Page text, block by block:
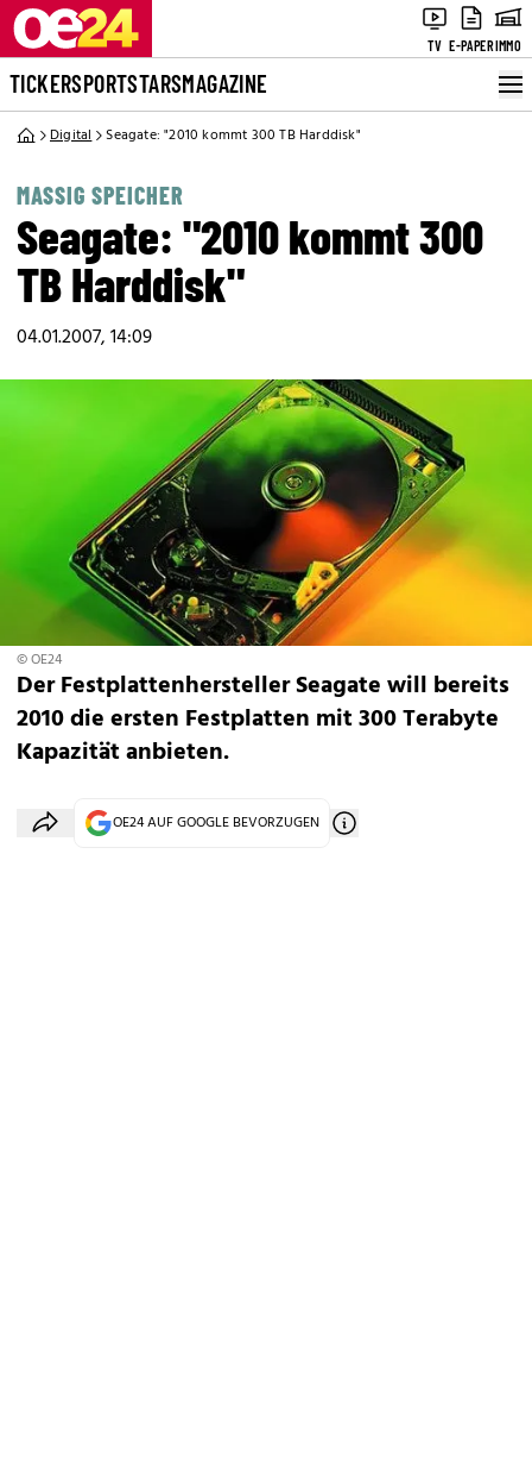
TV E-PAPERIMMO
TICKERSPORTSTARSMAGAZINE
Digital Seagate: "2010 kommt 300 TB Harddisk"
MASSIG SPEICHER
Seagate: "2010 kommt 300
TB Harddisk"
04.01.2007, 14:09
© OE24
Der Festplattenhersteller Seagate will bereits
2010 die ersten Festplatten mit 300 Terabyte
Kapazität anbieten.
OE24 AUF GOOGLE BEVORZUGEN